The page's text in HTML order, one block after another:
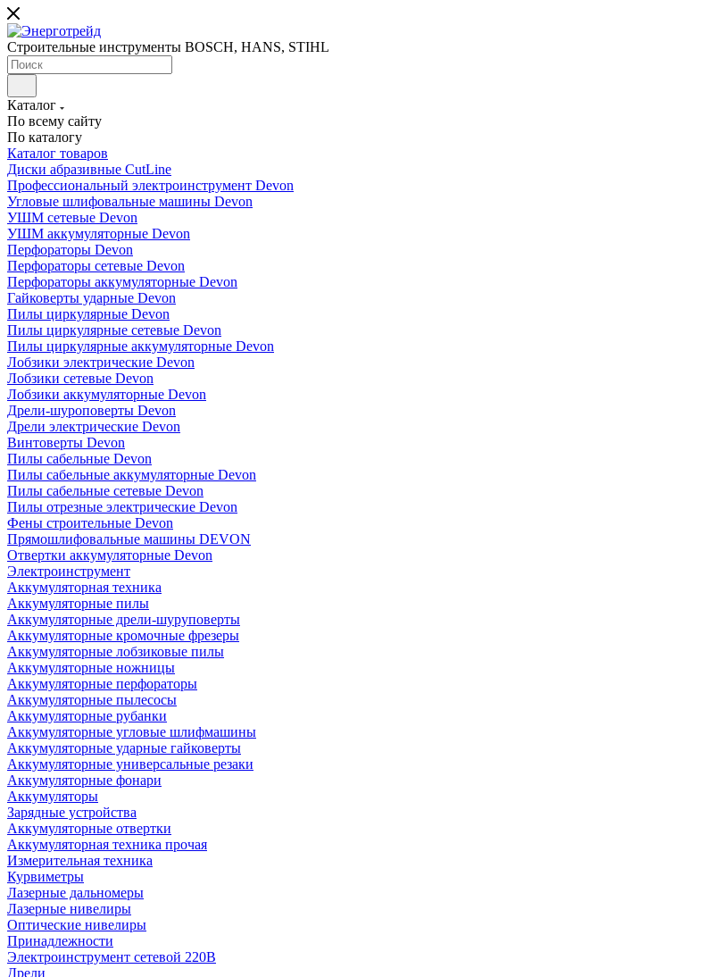
Строительные инструменты BOSCH, HANS, STIHL
Каталог
По всему сайту
По каталогу
Каталог товаров
Диски абразивные CutLine
Профессиональный электроинструмент Devon
Угловые шлифовальные машины Devon
УШМ сетевые Devon
УШМ аккумуляторные Devon
Перфораторы Devon
Перфораторы сетевые Devon
Перфораторы аккумуляторные Devon
Гайковерты ударные Devon
Пилы циркулярные Devon
Пилы циркулярные сетевые Devon
Пилы циркулярные аккумуляторные Devon
Лобзики электрические Devon
Лобзики сетевые Devon
Лобзики аккумуляторные Devon
Дрели-шуроповерты Devon
Дрели электрические Devon
Винтоверты Devon
Пилы сабельные Devon
Пилы сабельные аккумуляторные Devon
Пилы сабельные сетевые Devon
Пилы отрезные электрические Devon
Фены строительные Devon
Прямошлифовальные машины DEVON
Отвертки аккумуляторные Devon
Электроинструмент
Аккумуляторная техника
Аккумуляторные пилы
Аккумуляторные дрели-шуруповерты
Аккумуляторные кромочные фрезеры
Аккумуляторные лобзиковые пилы
Аккумуляторные ножницы
Аккумуляторные перфораторы
Аккумуляторные пылесосы
Аккумуляторные рубанки
Аккумуляторные угловые шлифмашины
Аккумуляторные ударные гайковерты
Аккумуляторные универсальные резаки
Аккумуляторные фонари
Аккумуляторы
Зарядные устройства
Аккумуляторные отвертки
Аккумуляторная техника прочая
Измерительная техника
Курвиметры
Лазерные дальномеры
Лазерные нивелиры
Оптические нивелиры
Принадлежности
Электроинструмент сетевой 220В
Дрели